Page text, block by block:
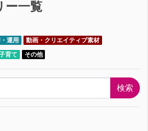
ー一覧
運用
動画・クリエイティブ素材
育て その他